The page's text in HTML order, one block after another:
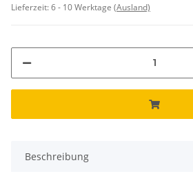
Lieferzeit:6 - 10 Werktage (Ausland)
Beschreibung